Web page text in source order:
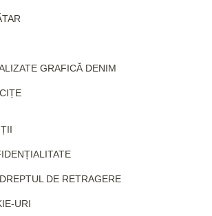
GRAFICĂ DENIM
DE RETRAGERE
URI